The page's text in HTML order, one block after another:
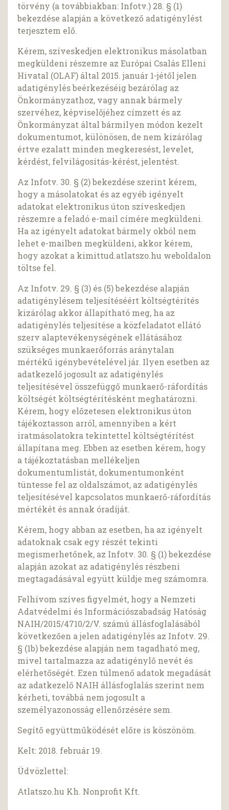
törvény (a továbbiakban: Infotv.) 28. § (1)
bekezdése alapján a következő adatigénylést
terjesztem elő.
Kérem, szíveskedjen elektronikus másolatban
megküldeni részemre az Európai Csalás Elleni
Hivatal (OLAF) által 2015. január 1-jétől jelen
adatigénylés beérkezéséig bezárólag az
Önkormányzathoz, vagy annak bármely
szervéhez, képviselőjéhez címzett és az
Önkormányzat által bármilyen módon kezelt
dokumentumot, különösen, de nem kizárólag
értve ezalatt minden megkeresést, levelet,
kérdést, felvilágosítás-kérést, jelentést.
Az Infotv. 30. § (2) bekezdése szerint kérem,
hogy a másolatokat és az egyéb igényelt
adatokat elektronikus úton szíveskedjen
részemre a feladó e-mail címére megküldeni.
Ha az igényelt adatokat bármely okból nem
lehet e-mailben megküldeni, akkor kérem,
hogy azokat a kimittud.atlatszo.hu weboldalon
töltse fel.
Az Infotv. 29. § (3) és (5) bekezdése alapján
adatigénylésem teljesítéséért költségtérítés
kizárólag akkor állapítható meg, ha az
adatigénylés teljesítése a közfeladatot ellátó
szerv alaptevékenységének ellátásához
szükséges munkaerőforrás aránytalan
mértékű igénybevételével jár. Ilyen esetben az
adatkezelő jogosult az adatigénylés
teljesítésével összefüggő munkaerő-ráfordítás
költségét költségtérítésként meghatározni.
Kérem, hogy előzetesen elektronikus úton
tájékoztasson arról, amennyiben a kért
iratmásolatokra tekintettel költségtérítést
állapítana meg. Ebben az esetben kérem, hogy
a tájékoztatásban mellékeljen
dokumentumlistát, dokumentumonként
tüntesse fel az oldalszámot, az adatigénylés
teljesítésével kapcsolatos munkaerő-ráfordítás
mértékét és annak óradíját.
Kérem, hogy abban az esetben, ha az igényelt
adatoknak csak egy részét tekinti
megismerhetőnek, az Infotv. 30. § (1) bekezdése
alapján azokat az adatigénylés részbeni
megtagadásával együtt küldje meg számomra.
Felhívom szíves figyelmét, hogy a Nemzeti
Adatvédelmi és Információszabadság Hatóság
NAIH/2015/4710/2/V. számú állásfoglalásából
következően a jelen adatigénylés az Infotv. 29.
§ (1b) bekezdése alapján nem tagadható meg,
mivel tartalmazza az adatigénylő nevét és
elérhetőségét. Ezen túlmenő adatok megadását
az adatkezelő NAIH állásfoglalás szerint nem
kérheti, továbbá nem jogosult a
személyazonosság ellenőrzésére sem.
Segítő együttműködését előre is köszönöm.
Kelt: 2018. február 19.
Üdvözlettel:
Atlatszo.hu Kh. Nonprofit Kft.